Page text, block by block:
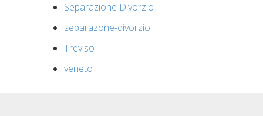
Separazione Divorzio
separazone-divorzio
Treviso
veneto